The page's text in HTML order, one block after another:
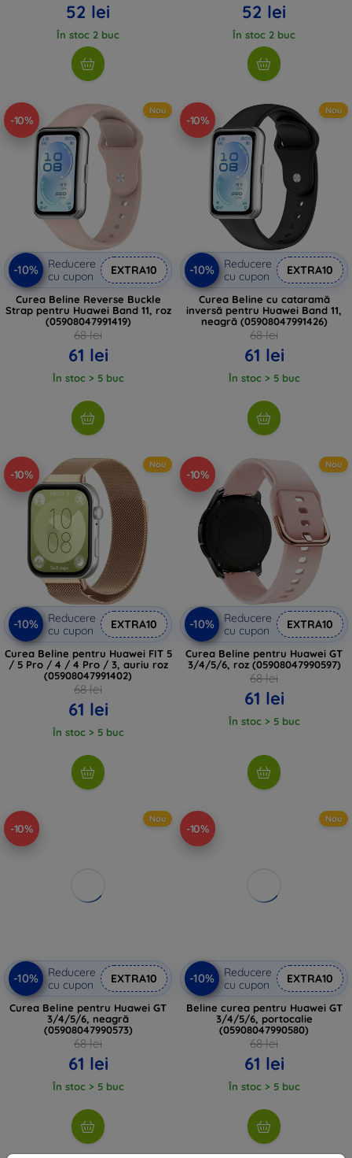
52 lei
În stoc 2 buc
52 lei
În stoc 2 buc
-10%
Nou
-10%
Reducere
cu cupon
EXTRA10
Curea Beline Reverse Buckle
Strap pentru Huawei Band 11, roz
(05908047991419)
68 lei
61 lei
În stoc > 5 buc
-10%
Nou
-10%
Reducere
cu cupon
EXTRA10
Curea Beline cu cataramă
inversă pentru Huawei Band 11,
neagră (05908047991426)
68 lei
61 lei
În stoc > 5 buc
-10%
Nou
-10%
Reducere
cu cupon
EXTRA10
Curea Beline pentru Huawei FIT 5
/ 5 Pro / 4 / 4 Pro / 3, auriu roz
(05908047991402)
68 lei
61 lei
În stoc > 5 buc
-10%
Nou
-10%
Reducere
cu cupon
EXTRA10
Curea Beline pentru Huawei GT
3/4/5/6, roz (05908047990597)
68 lei
61 lei
În stoc > 5 buc
-10%
Nou
-10%
Reducere
cu cupon
EXTRA10
Curea Beline pentru Huawei GT
3/4/5/6, neagră
(05908047990573)
68 lei
61 lei
În stoc > 5 buc
-10%
Nou
-10%
Reducere
cu cupon
EXTRA10
Beline curea pentru Huawei GT
3/4/5/6, portocalie
(05908047990580)
68 lei
61 lei
În stoc > 5 buc